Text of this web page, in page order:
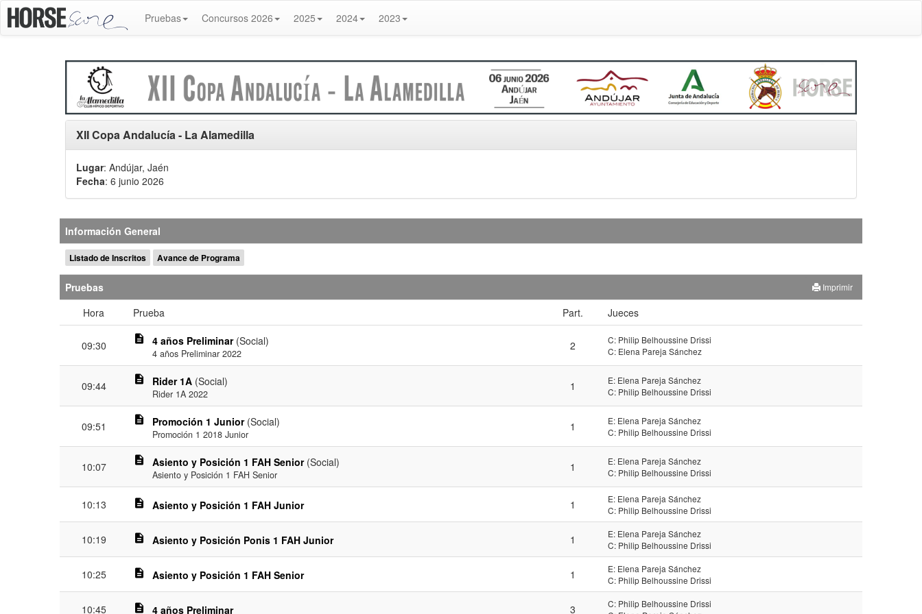
Pruebas Concursos 2026 2025 2024 2023
XII Copa Andalucía - La Alamedilla
Lugar: Andújar, Jaén
Fecha: 6 junio 2026
Información General
Listado de Inscritos Avance de Programa
Pruebas Imprimir
Hora Prueba Part. Jueces
09:30 description 4 años Preliminar (Social)
4 años Preliminar 2022
2
C: Philip Belhoussine Drissi
C: Elena Pareja Sánchez
09:44 description Rider 1A (Social)
Rider 1A 2022
1
E: Elena Pareja Sánchez
C: Philip Belhoussine Drissi
09:51 description Promoción 1 Junior (Social)
Promoción 1 2018 Junior
1
E: Elena Pareja Sánchez
C: Philip Belhoussine Drissi
10:07 description Asiento y Posición 1 FAH Senior (Social)
Asiento y Posición 1 FAH Senior
1
E: Elena Pareja Sánchez
C: Philip Belhoussine Drissi
10:13 description Asiento y Posición 1 FAH Junior 1
E: Elena Pareja Sánchez
C: Philip Belhoussine Drissi
10:19 description Asiento y Posición Ponis 1 FAH Junior 1
E: Elena Pareja Sánchez
C: Philip Belhoussine Drissi
10:25 description Asiento y Posición 1 FAH Senior 1
E: Elena Pareja Sánchez
C: Philip Belhoussine Drissi
10:45 description 4 años Preliminar 3
C: Philip Belhoussine Drissi